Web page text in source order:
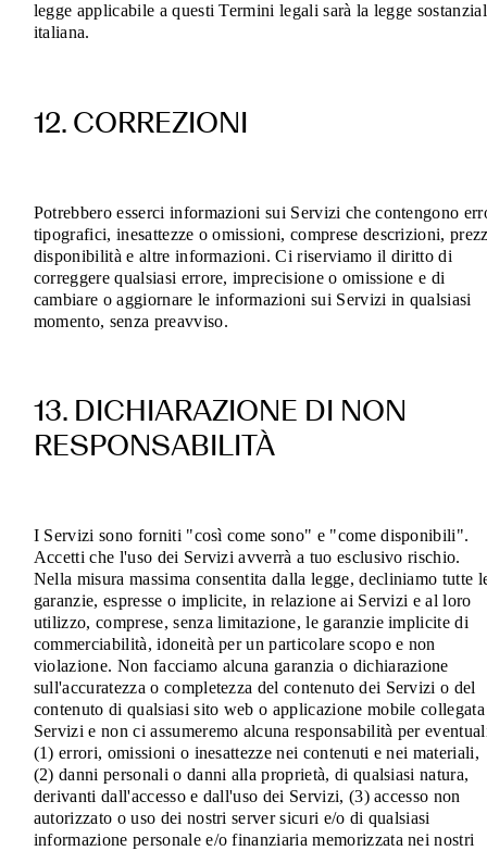
legge applicabile a questi Termini legali sarà la legge
italiana.
12. CORREZIONI
Potrebbero esserci informazioni sui Servizi che contengono
tipografici, inesattezze o omissioni, comprese descrizioni,
disponibilità e altre informazioni. Ci riserviamo il diritto di
correggere qualsiasi errore, imprecisione o omissione e di
cambiare o aggiornare le informazioni sui Servizi in qualsiasi
momento, senza preavviso.
13. DICHIARAZIONE DI NON
RESPONSABILITÀ
I Servizi sono forniti "così come sono" e "come disponibili".
Accetti che l'uso dei Servizi avverrà a tuo esclusivo rischio.
Nella misura massima consentita dalla legge, decliniamo tutte
garanzie, espresse o implicite, in relazione ai Servizi e al loro
utilizzo, comprese, senza limitazione, le garanzie implicite di
commerciabilità, idoneità per un particolare scopo e non
violazione. Non facciamo alcuna garanzia o dichiarazione
sull'accuratezza o completezza del contenuto dei Servizi o del
contenuto di qualsiasi sito web o applicazione mobile
Servizi e non ci assumeremo alcuna responsabilità per
(1) errori, omissioni o inesattezze nei contenuti e nei materiali,
(2) danni personali o danni alla proprietà, di qualsiasi natura,
derivanti dall'accesso e dall'uso dei Servizi, (3) accesso non
autorizzato o uso dei nostri server sicuri e/o di qualsiasi
informazione personale e/o finanziaria memorizzata nei nostri